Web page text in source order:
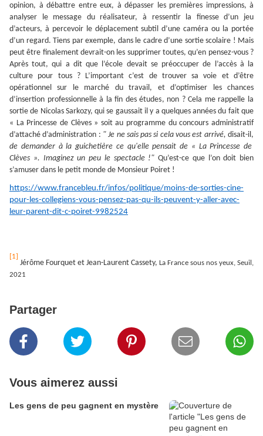
opinion, à débattre entre eux, à dépasser les premières impressions, à
analyser le message du réalisateur, à ressentir la finesse d’un jeu
d’acteurs, à percevoir le déplacement subtil d’une caméra ou la portée
d’un regard. Tiens par exemple, dans le cadre d’une sortie scolaire ! Mais
peut être finalement devrait-on les supprimer toutes, qu’en pensez-vous ?
Après tout, qui a dit que l’école devait se préoccuper de l’accès à la
culture pour tous ? L’important c’est de trouver sa voie et d’être
opérationnel sur le marché du travail, et d’optimiser les chances
d’insertion professionnelle à la fin des études, non ? Cela me rappelle la
sortie de Nicolas Sarkozy, qui se gaussait il y a quelques années du fait que
« La Princesse de Clèves » soit au programme du concours administratif
d’attaché d’administration : " Je ne sais pas si cela vous est arrivé,disait-il,
de demander à la guichetière ce qu'elle pensait de « La Princesse de
Clèves ». Imaginez un peu le spectacle !" Qu’est-ce que l’on doit bien
s’amuser dans le petit monde de Monsieur Poiret !
https://www.francebleu.fr/infos/politique/moins-de-sorties-cine-
pour-les-collegiens-vous-pensez-pas-qu-ils-peuvent-y-aller-avec-
leur-parent-dit-c-poiret-9982524
[1]
Jérôme Fourquet et Jean-Laurent Cassety, La France sous nos yeux, Seuil,
2021
Partager
Vous aimerez aussi
Les gens de peu gagnent en mystère